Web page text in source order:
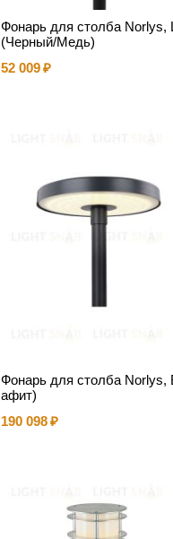
Фонарь для столба Norlys,
(Черный/Медь)
52 009
Фонарь для столба Norlys,
афит)
190 098